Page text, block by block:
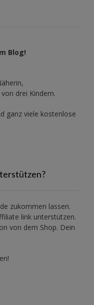
Blog!
drei Kindern.
ganz viele kostenlose
zukommen lassen.
link unterstützen.
von dem Shop. Dein